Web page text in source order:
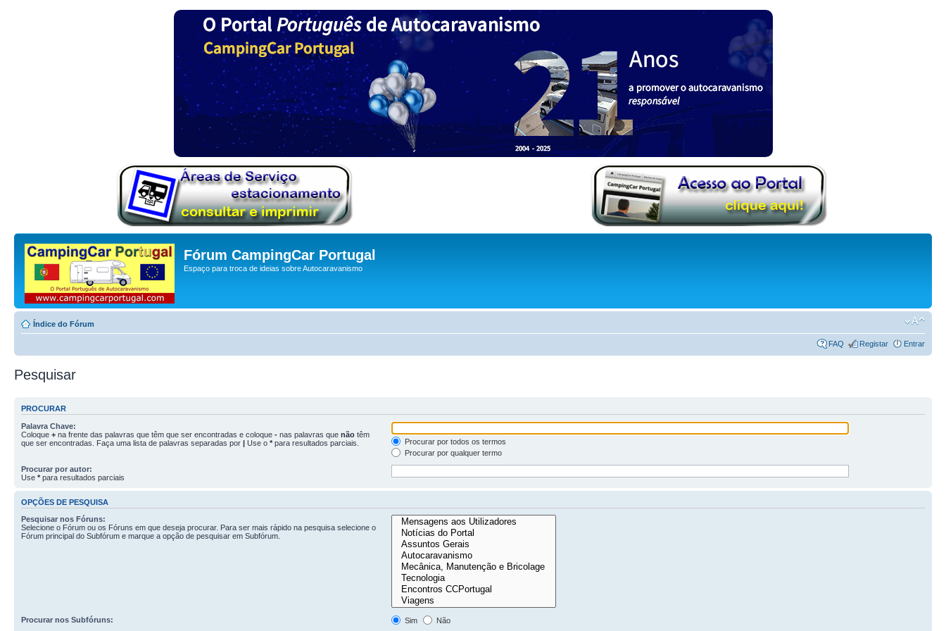
Fórum CampingCar Portugal
Espaço para troca de ideias sobre Autocaravanismo
Índice do Fórum
FAQ Registar Entrar
Pesquisar
PROCURAR
Palavra Chave:
Coloque + na frente das palavras que têm que ser encontradas e coloque - nas palavras que não têm
que ser encontradas. Faça uma lista de palavras separadas por | Use o * para resultados parciais.
Procurar por todos os termos
Procurar por qualquer termo
Procurar por autor:
Use * para resultados parciais
OPÇÕES DE PESQUISA
Pesquisar nos Fóruns:
Selecione o Fórum ou os Fóruns em que deseja procurar. Para ser mais rápido na pesquisa selecione o
Fórum principal do Subfórum e marque a opção de pesquisar em Subfórum.
Procurar nos Subfóruns: Sim Não